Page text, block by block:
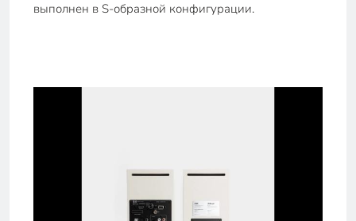
выполнен в S-образной конфигурации.